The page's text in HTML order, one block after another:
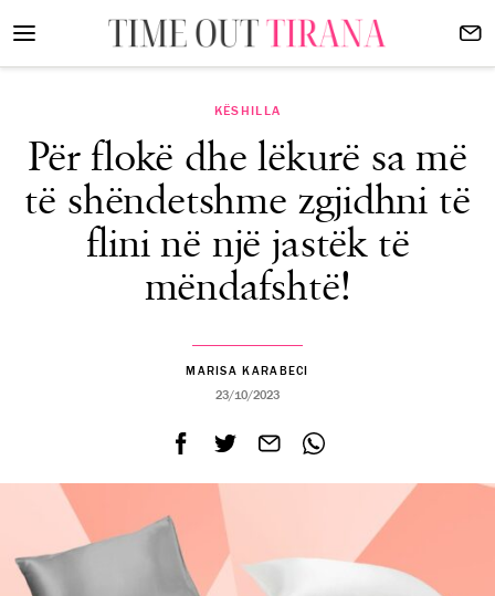
KËSHILLA
Për flokë dhe lëkurë sa më
të shëndetshme zgjidhni të
flini në një jastëk të
mëndafshtë!
MARISA KARABECI
23/10/2023